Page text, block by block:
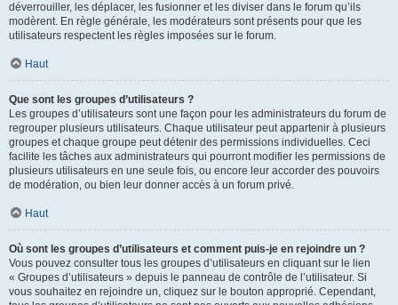
déverrouiller, les déplacer, les fusionner et les diviser dans le forum qu’ils
modèrent. En règle générale, les modérateurs sont présents pour que les
utilisateurs respectent les règles imposées sur le forum.
Haut
Que sont les groupes d’utilisateurs ?
Les groupes d’utilisateurs sont une façon pour les administrateurs du forum de
regrouper plusieurs utilisateurs. Chaque utilisateur peut appartenir à plusieurs
groupes et chaque groupe peut détenir des permissions individuelles. Ceci
facilite les tâches aux administrateurs qui pourront modifier les permissions de
plusieurs utilisateurs en une seule fois, ou encore leur accorder des pouvoirs
de modération, ou bien leur donner accès à un forum privé.
Haut
Où sont les groupes d’utilisateurs et comment puis-je en rejoindre un ?
Vous pouvez consulter tous les groupes d’utilisateurs en cliquant sur le lien
« Groupes d’utilisateurs » depuis le panneau de contrôle de l’utilisateur. Si
vous souhaitez en rejoindre un, cliquez sur le bouton approprié. Cependant,